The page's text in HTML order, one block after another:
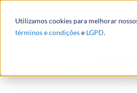
Utilizamos cookies para melhorar
términos e condiçõese LGPD.